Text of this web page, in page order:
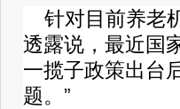
针对目前养老
透露说，最近国
一揽子政策出台
题。”